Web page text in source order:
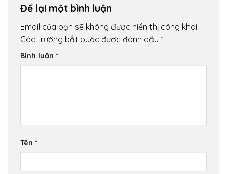
Để lại một bình luận
Email của bạn sẽ không được hiển thị công khai.
Các trường bắt buộc được đánh dấu *
Bình luận *
Tên *